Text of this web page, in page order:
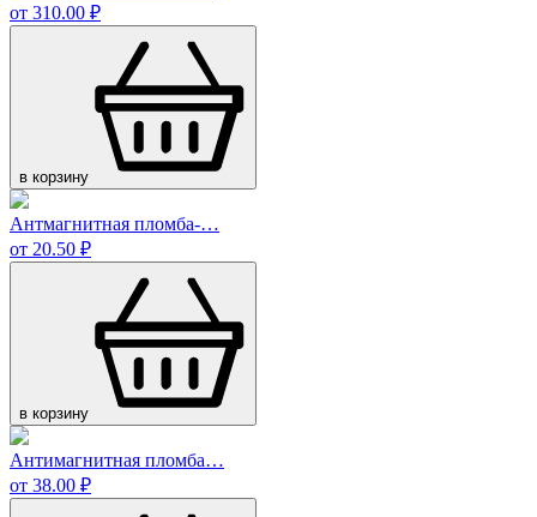
от 310.00 ₽
в корзину
Антмагнитная пломба-…
от 20.50 ₽
в корзину
Антимагнитная пломба…
от 38.00 ₽